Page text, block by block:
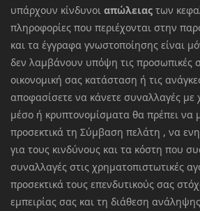
υπάρχουν κίνδυνοι απώλειας των
πληροφορίες που περιέχονται στην
και τα έγγραφα γνωστοποίησης είναι
δεν λαμβάνουν υπόψη τις προσωπικές
οικονομική σας κατάσταση ή τις
αποφασίσετε να κάνετε συναλλαγές με
μέσο ή κρυπτονομίσματα θα πρέπει να
προσεκτικά τη Σύμβαση πελάτη , να
για τους κινδύνους και τα κόστη που
συναλλαγές στις χρηματοπιστωτικές
προσεκτικά τους επενδυτικούς σας
εμπειρίας σας και τη διάθεση